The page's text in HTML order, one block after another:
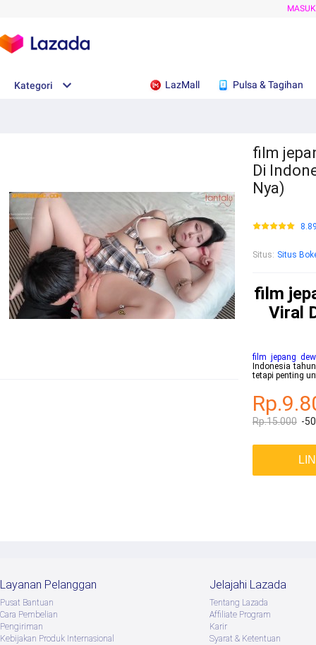
Kategori LazMall Pulsa & Tagihan
film
Di
Nya)
Situs: Situs
film
Viral
film jepang
Indonesia
tetapi penting
Rp.15.000 -
Layanan Pelanggan
Pusat Bantuan
Cara Pembelian
Pengiriman
Kebijakan Produk Internasional
Jelajahi Lazada
Tentang Lazada
Afﬁliate Program
Karir
Syarat & Ketentuan